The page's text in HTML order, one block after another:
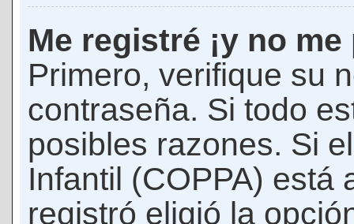
Me registré ¡y no
Primero, verifique su
contraseña. Si todo
posibles razones. Si
Infantil (COPPA) está
registró eligió la